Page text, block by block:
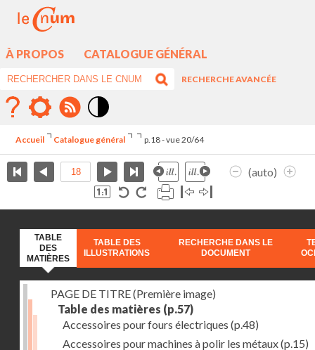
À PROPOS CATALOGUE GÉNÉRAL
RECHERCHE AVANCÉE
élévé
Accueil Catalogue général p.18 - vue 20/64
(auto)
TABLE
DES
MATIÈRES
TABLE DES
ILLUSTRATIONS
RECHERCHE DANS LE
DOCUMENT
PAGE DE TITRE (Première image)
Table des matières (p.57)
Accessoires pour fours électriques (p.48)
Accessoires pour machines à polir les métaux(p.15)